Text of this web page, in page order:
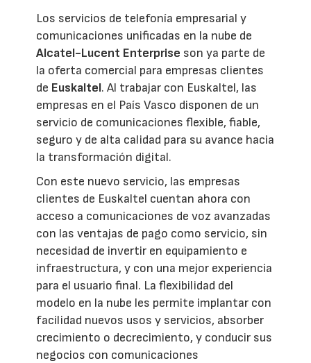
Los servicios de telefonía empresarial y
comunicaciones unificadas en la nube de
Alcatel-Lucent Enterprise son ya parte de
la oferta comercial para empresas clientes
de Euskaltel. Al trabajar con Euskaltel, las
empresas en el País Vasco disponen de un
servicio de comunicaciones flexible, fiable,
seguro y de alta calidad para su avance hacia
la transformación digital.
Con este nuevo servicio, las empresas
clientes de Euskaltel cuentan ahora con
acceso a comunicaciones de voz avanzadas
con las ventajas de pago como servicio, sin
necesidad de invertir en equipamiento e
infraestructura, y con una mejor experiencia
para el usuario final. La flexibilidad del
modelo en la nube les permite implantar con
facilidad nuevos usos y servicios, absorber
crecimiento o decrecimiento, y conducir sus
negocios con comunicaciones